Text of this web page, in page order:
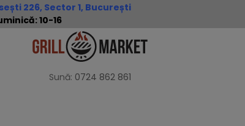
226, Sector 1, București
10-16
Sună: 0724 862 861